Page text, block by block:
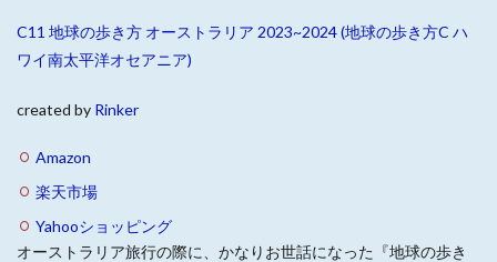
C11 地球の歩き方 オーストラリア 2023~2024 (地球の歩き方C ハ
ワイ南太平洋オセアニア)
created by Rinker
Amazon
楽天市場
Yahooショッピング
オーストラリア旅行の際に、かなりお世話になった『地球の歩き